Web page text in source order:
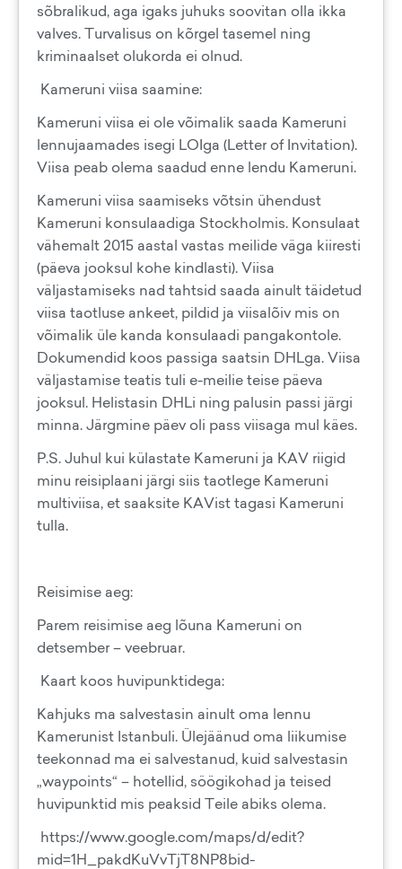
sõbralikud, aga igaks juhuks soovitan olla ikka
valves. Turvalisus on kõrgel tasemel ning
kriminaalset olukorda ei olnud.
Kameruni viisa saamine:
Kameruni viisa ei ole võimalik saada Kameruni
lennujaamades isegi LOIga (Letter of Invitation).
Viisa peab olema saadud enne lendu Kameruni.
Kameruni viisa saamiseks võtsin ühendust
Kameruni konsulaadiga Stockholmis. Konsulaat
vähemalt 2015 aastal vastas meilide väga kiiresti
(päeva jooksul kohe kindlasti). Viisa
väljastamiseks nad tahtsid saada ainult täidetud
viisa taotluse ankeet, pildid ja viisalõiv mis on
võimalik üle kanda konsulaadi pangakontole.
Dokumendid koos passiga saatsin DHLga. Viisa
väljastamise teatis tuli e-meilie teise päeva
jooksul. Helistasin DHLi ning palusin passi järgi
minna. Järgmine päev oli pass viisaga mul käes.
P.S. Juhul kui külastate Kameruni ja KAV riigid
minu reisiplaani järgi siis taotlege Kameruni
multiviisa, et saaksite KAVist tagasi Kameruni
tulla.
Reisimise aeg:
Parem reisimise aeg lõuna Kameruni on
detsember – veebruar.
Kaart koos huvipunktidega:
Kahjuks ma salvestasin ainult oma lennu
Kamerunist Istanbuli. Ülejäänud oma liikumise
teekonnad ma ei salvestanud, kuid salvestasin
„waypoints“ – hotellid, söögikohad ja teised
huvipunktid mis peaksid Teile abiks olema.
https://www.google.com/maps/d/edit?
mid=1H_pakdKuVvTjT8NP8bid-